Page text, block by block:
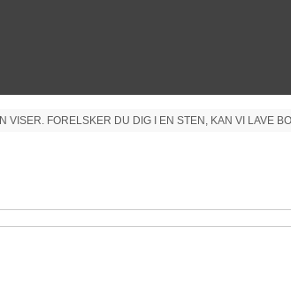
FORELSKER DU DIG I EN STEN, KAN VI LAVE